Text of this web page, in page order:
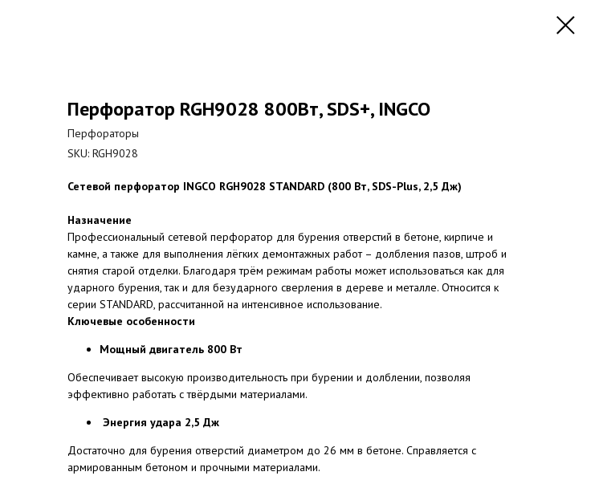
Перфоратор RGH9028 800Вт, SDS+, INGCO
Перфораторы
SKU: RGH9028
Сетевой перфоратор INGCO RGH9028 STANDARD (800 Вт, SDS-Plus, 2,5 Дж)
Назначение
Профессиональный сетевой перфоратор для бурения отверстий в бетоне, кирпиче и
камне, а также для выполнения лёгких демонтажных работ – долбления пазов, штроб и
снятия старой отделки. Благодаря трём режимам работы может использоваться как для
ударного бурения, так и для безударного сверления в дереве и металле. Относится к
серии STANDARD, рассчитанной на интенсивное использование.
Ключевые особенности
Мощный двигатель 800 Вт
Обеспечивает высокую производительность при бурении и долблении, позволяя
эффективно работать с твёрдыми материалами.
Энергия удара 2,5 Дж
Достаточно для бурения отверстий диаметром до 26 мм в бетоне. Справляется с
армированным бетоном и прочными материалами.